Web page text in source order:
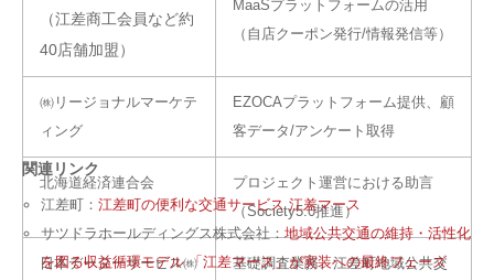
（江差商工会員など約
40店舗加盟）
MaaSプラットフォームの活用
（自店クーポン発行/情報発信等）
㈱リージョナルマーケテ
ィング
EZOCAプラットフォーム提供、顧
客データ/アンケート取得
北海道経済連合会
プロジェクト運営における助言
（Society5.0推進）
日本データーサービス㈱
基礎調査業務、江差町地域公共交
関連リンク
江差町： 江差町の便利な交通サービス 江差マース
サツドラホールディングス株式会社： 地域公共交通の維持・活性化
を図る収益循環モデル 「江差マース」が実装への最終フェーズ